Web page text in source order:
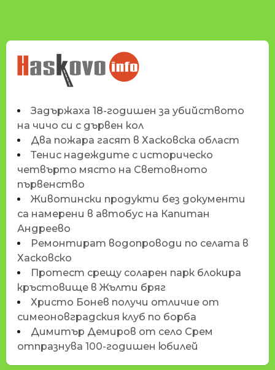
НОВИНИТЕ НА
HASKOVO.INFO
Задържаха 18-годишен за убийството
на чичо си с дървен кол
Два пожара гасят в Хасковска област
Тенис надеждите с историческо
четвърто място на Световното
първенство
Животински продукти без документи
са намерени в автобус на Капитан
Андреево
Ремонтират водопроводи по селата в
Хасковско
Протест срещу соларен парк блокира
кръстовище в Жълти бряг
Христо Бонев получи отличие от
симеоновградския клуб по борба
Димитър Демиров от село Срем
отпразнува 100-годишен юбилей